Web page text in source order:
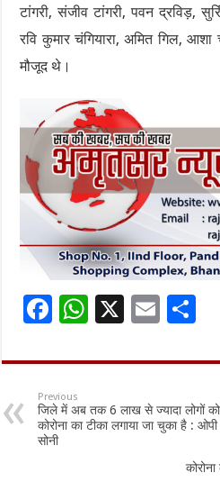
टांगरी, संजीव टांगरी, पवन द्रविड़,
रवि कुमार चंगियारा, अमित गिल,
मौजूद थे।
F
e
b
o
o
W
at
p
X
E
ai
e
Previous
जिले में अब तक 6 लाख से ज्यादा लोगों को
कोरोना का टीका लगाया जा चुका है : ओपी
सोनी